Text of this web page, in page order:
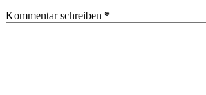
Kommentar schreiben *